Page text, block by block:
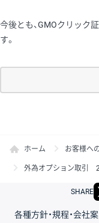
今後とも、GMOクリック
す。
ホーム お客様へ
外為オプション取引
SHARE
各種方針・規程・会社